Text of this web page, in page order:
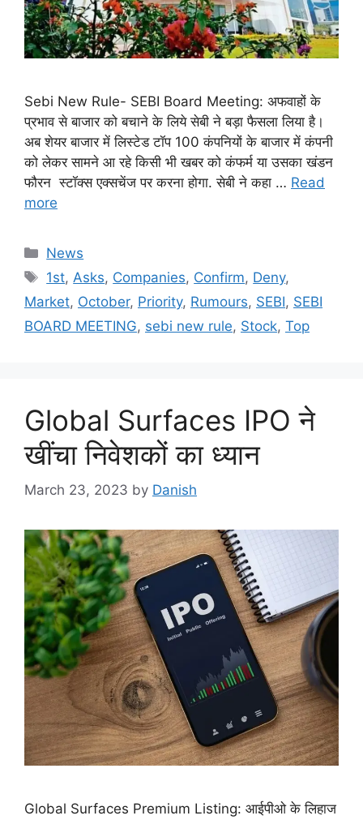
Sebi New Rule- SEBI Board Meeting: अफवाहों के
प्रभाव से बाजार को बचाने के लिये सेबी ने बड़ा फैसला लिया है।
अब शेयर बाजार में लिस्टेड टॉप 100 कंपनियों के बाजार में कंपनी
को लेकर सामने आ रहे किसी भी खबर को कंफर्म या उसका खंडन
फौरन स्टॉक्स एक्सचेंज पर करना होगा. सेबी ने कहा … Read
more
Categories
News
Tags
1st, Asks, Companies, Confirm, Deny,
Market, October, Priority, Rumours, SEBI, SEBI
BOARD MEETING, sebi new rule, Stock, Top
Global Surfaces IPO ने
खींचा निवेशकों का ध्यान
March 23, 2023 by Danish
Global Surfaces Premium Listing: आईपीओ के लिहाज